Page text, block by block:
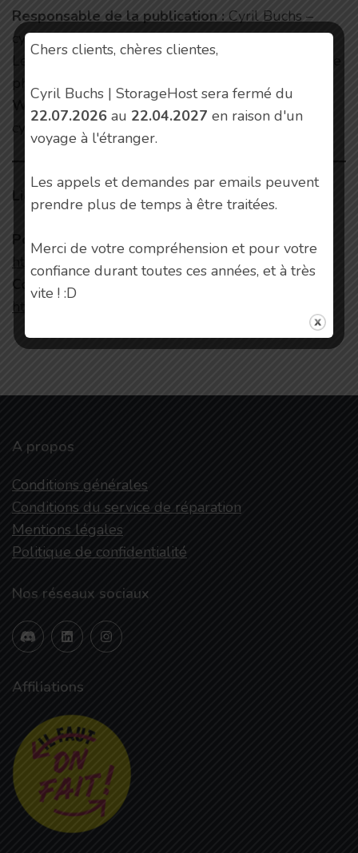
Responsable de la publication : Cyril Buchs –
cyril.buchs@storagehost.ch
Le responsable de la publication est une personne
physique ou morale.
Webmaster :Cyril Buchs –
cyril.buchs@storagehost.ch
Liens connexes
Politique de confidentialité :
https://storagehost.ch/privacy/
Conditions générales de vente :
A propos
Conditions générales
Conditions du service de réparation
Mentions légales
Politique de confidentialité
Nos réseaux sociaux
Affiliations
Chers clients, chères clientes,
Cyril Buchs | StorageHost sera fermé du
22.07.2026 au 22.04.2027 en raison d'un
voyage à l'étranger.
Les appels et demandes par emails peuvent
prendre plus de temps à être traitées.
Merci de votre compréhension et pour votre
confiance durant toutes ces années, et à très
vite ! :D